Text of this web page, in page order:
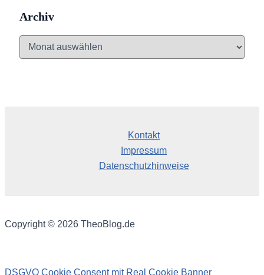
Archiv
Kontakt
Impressum
Datenschutzhinweise
Copyright © 2026 TheoBlog.de
DSGVO Cookie Consent mit Real Cookie Banner